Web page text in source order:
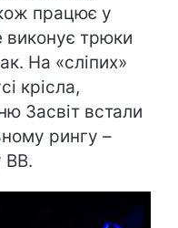
працює у
виконує трюки
На «сліпих»
крісла,
Засвіт встали
рингу –
ВВ.